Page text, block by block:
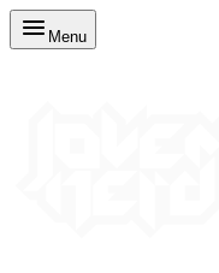
Menu